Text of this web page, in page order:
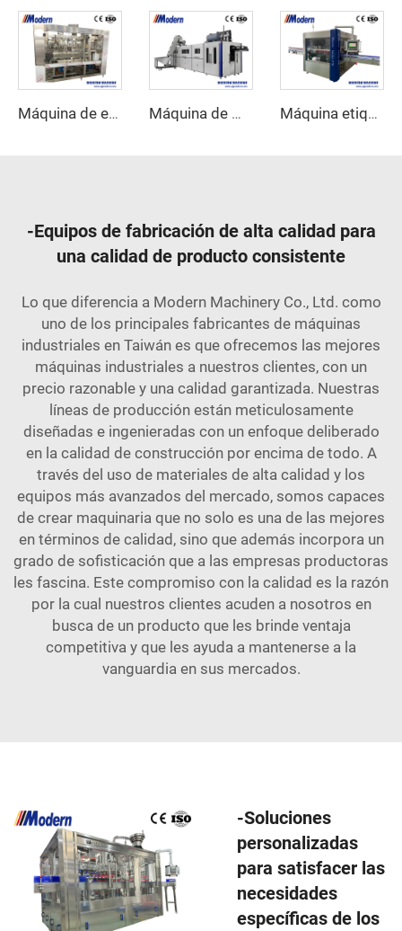
Máquina de envasado de jugo en lata Máquina de moldeo por soplado de botellas de alta velocidad Máquina etiquetadora rotativa de pegamento termofusible
-Equipos de fabricación de alta calidad para
una calidad de producto consistente
Lo que diferencia a Modern Machinery Co., Ltd. como
uno de los principales fabricantes de máquinas
industriales en Taiwán es que ofrecemos las mejores
máquinas industriales a nuestros clientes, con un
precio razonable y una calidad garantizada. Nuestras
líneas de producción están meticulosamente
diseñadas e ingenieradas con un enfoque deliberado
en la calidad de construcción por encima de todo. A
través del uso de materiales de alta calidad y los
equipos más avanzados del mercado, somos capaces
de crear maquinaria que no solo es una de las mejores
en términos de calidad, sino que además incorpora un
grado de sofisticación que a las empresas productoras
les fascina. Este compromiso con la calidad es la razón
por la cual nuestros clientes acuden a nosotros en
busca de un producto que les brinde ventaja
competitiva y que les ayuda a mantenerse a la
vanguardia en sus mercados.
-Soluciones
personalizadas
para satisfacer las
necesidades
específicas de los